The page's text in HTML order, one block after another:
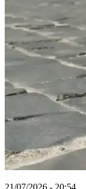
21/07/2026 - 20:54